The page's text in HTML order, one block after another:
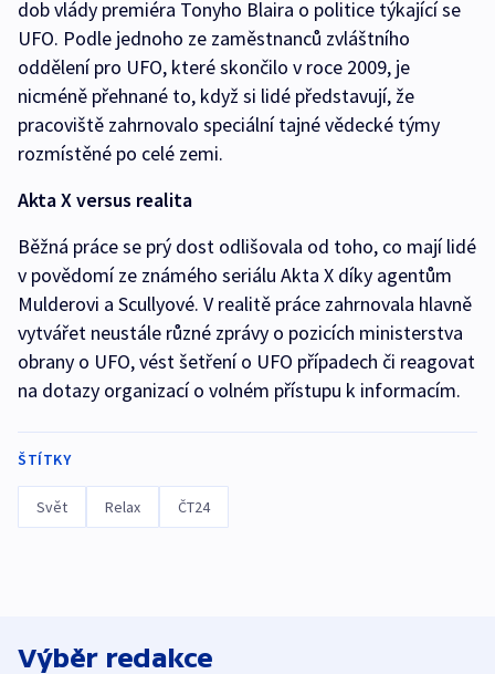
dob vlády premiéra Tonyho Blaira o politice týkající se
UFO. Podle jednoho ze zaměstnanců zvláštního
oddělení pro UFO, které skončilo v roce 2009, je
nicméně přehnané to, když si lidé představují, že
pracoviště zahrnovalo speciální tajné vědecké týmy
rozmístěné po celé zemi.
Akta X versus realita
Běžná práce se prý dost odlišovala od toho, co mají lidé
v povědomí ze známého seriálu Akta X díky agentům
Mulderovi a Scullyové. V realitě práce zahrnovala hlavně
vytvářet neustále různé zprávy o pozicích ministerstva
obrany o UFO, vést šetření o UFO případech či reagovat
na dotazy organizací o volném přístupu k informacím.
ŠTÍTKY
Svět Relax ČT24
Výběr redakce